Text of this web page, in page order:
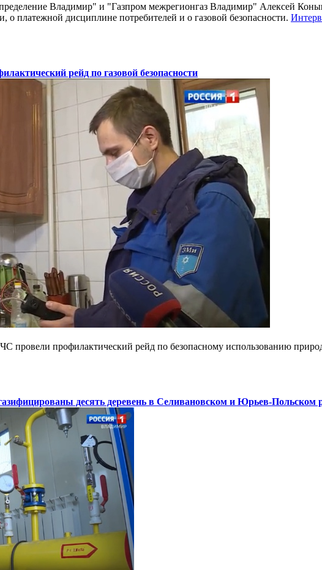
Владимир" и "Газпром межрегионгаз Владимир" Алексей
о платежной дисциплине потребителей и о газовой безопасности.
рейд по газовой безопасности
провели профилактический рейд по безопасному использованию
десять деревень в Селивановском и Юрьев-Польском